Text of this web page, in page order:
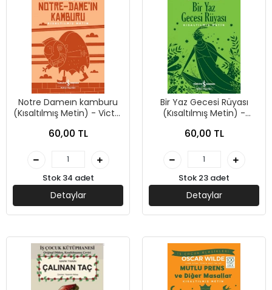
Notre Dameın kamburu
(Kısaltılmış Metin) - Victor
Yayınları
60,00 TL
Stok 34 adet
Detaylar
Bir Yaz Gecesi Rüyası
(Kısaltılmış Metin) -
Bankası Kültür Yayınları
60,00 TL
Stok 23 adet
Detaylar